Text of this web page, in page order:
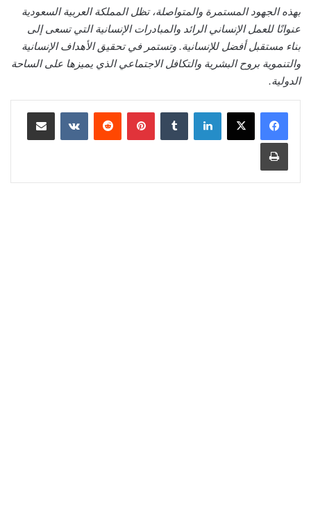
بهذه الجهود المستمرة والمتواصلة، تظل المملكة العربية السعودية
عنوانًا للعمل الإنساني الرائد والمبادرات الإنسانية التي تسعى إلى
بناء مستقبل أفضل للإنسانية. وتستمر في تحقيق الأهداف الإنسانية
والتنموية بروح البشرية والتكافل الاجتماعي الذي يميزها على الساحة
الدولية.
لينكدإن بينتيريست